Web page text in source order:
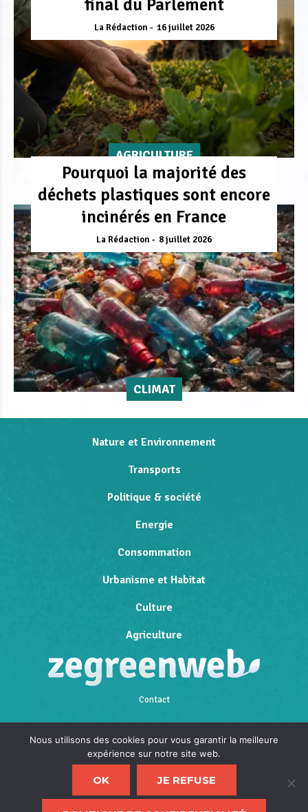
final du Parlement
La Rédaction 16 juillet 2026
AGRICULTURE
Pourquoi la majorité des
déchets plastiques sont encore
incinérés en France
La Rédaction 8 juillet 2026
CLIMAT
Nature et Environnement
Transports
Politique & société
Energie
Consommation
Urbanisme et Habitat
Culture
Agriculture
Contact
Mentions légales
Politique de confidentialité
Nous utilisons des cookies pour vous garantir la meilleure
expérience sur notre site web.
OK JE REFUSE